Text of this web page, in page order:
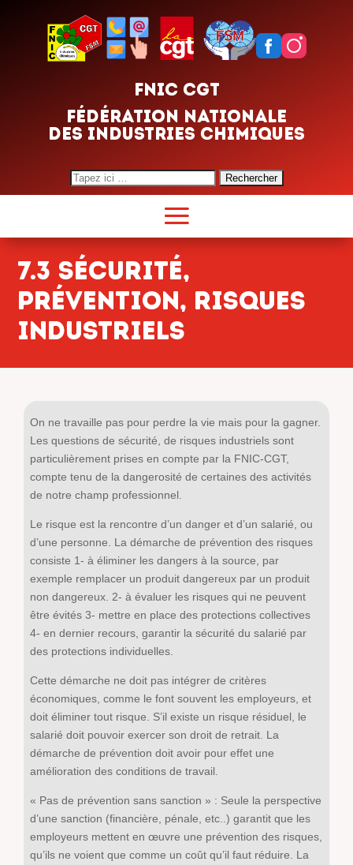
FNIC CGT
FÉDÉRATION NATIONALE
DES INDUSTRIES CHIMIQUES
Search
for:
7.3 Sécurité,
Prévention, Risques
industriels
On ne travaille pas pour perdre la vie mais pour la gagner.
Les questions de sécurité, de risques industriels sont
particulièrement prises en compte par la FNIC-CGT,
compte tenu de la dangerosité de certaines des activités
de notre champ professionnel.
Le risque est la rencontre d’un danger et d’un salarié, ou
d’une personne. La démarche de prévention des risques
consiste 1- à éliminer les dangers à la source, par
exemple remplacer un produit dangereux par un produit
non dangereux. 2- à évaluer les risques qui ne peuvent
être évités 3- mettre en place des protections collectives
4- en dernier recours, garantir la sécurité du salarié par
des protections individuelles.
Cette démarche ne doit pas intégrer de critères
économiques, comme le font souvent les employeurs, et
doit éliminer tout risque. S’il existe un risque résiduel, le
salarié doit pouvoir exercer son droit de retrait. La
démarche de prévention doit avoir pour effet une
amélioration des conditions de travail.
« Pas de prévention sans sanction » : Seule la perspective
d’une sanction (financière, pénale, etc..) garantit que les
employeurs mettent en œuvre une prévention des risques,
qu’ils ne voient que comme un coût qu’il faut réduire. La